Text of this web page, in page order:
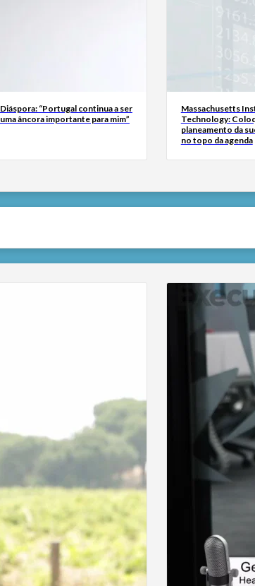
Diáspora: “Portugal continua a ser
uma âncora importante para mim”
Massachusetts
Technology:
planeamento da
no topo da agenda